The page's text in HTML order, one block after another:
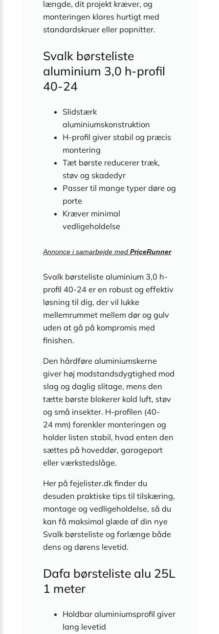
længde, dit projekt kræver, og
monteringen klares hurtigt med
standard­skruer eller pop­nitter.
Svalk børsteliste
aluminium 3,0 h-profil
40-24
Slidstærk
aluminiumskonstruktion
H-profil giver stabil og præcis
montering
Tæt børste reducerer træk,
støv og skadedyr
Passer til mange typer døre og
porte
Kræver minimal
vedligeholdelse
Annonce i samarbejde med PriceRunner
Svalk børsteliste aluminium 3,0 h-
profil 40-24 er en robust og effektiv
løsning til dig, der vil lukke
mellemrummet mellem dør og gulv
uden at gå på kompromis med
finishen.
Den hårdføre aluminiumskerne
giver høj modstandsdygtighed mod
slag og daglig slitage, mens den
tætte børste blokerer kold luft, støv
og små insekter. H-profilen (40-
24 mm) forenkler monteringen og
holder listen stabil, hvad enten den
sættes på hoveddør, garageport
eller værkstedslåge.
Her på fejelister.dk finder du
desuden praktiske tips til tilskæring,
montage og vedligeholdelse, så du
kan få maksimal glæde af din nye
Svalk børsteliste og forlænge både
dens og dørens levetid.
Dafa børsteliste alu 25L
1 meter
Holdbar aluminiumsprofil giver
lang levetid